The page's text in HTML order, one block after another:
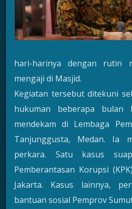
hari-harinya dengan rutin
mengaji di Masjid.
Kegiatan tersebut ditekuni
hukuman beberapa bulan
mendekam di Lembaga
Tanjunggusta, Medan. Ia
perkara. Satu kasus
Pemberantasan Korupsi
Jakarta. Kasus lainnya,
bantuan sosial Pemprov